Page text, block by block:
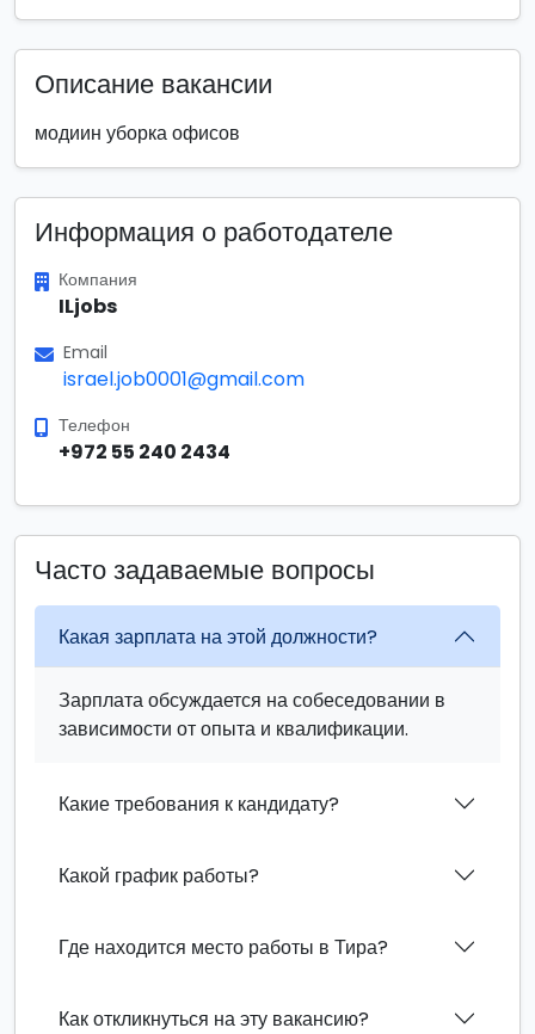
Описание вакансии
модиин уборка офисов
Информация о работодателе
Компания
ILjobs
Email
israel.job0001@gmail.com
Телефон
+972 55 240 2434
Часто задаваемые вопросы
Какая зарплата на этой должности?
Зарплата обсуждается на собеседовании в
зависимости от опыта и квалификации.
Какие требования к кандидату?
Какой график работы?
Где находится место работы в Тира?
Как откликнуться на эту вакансию?